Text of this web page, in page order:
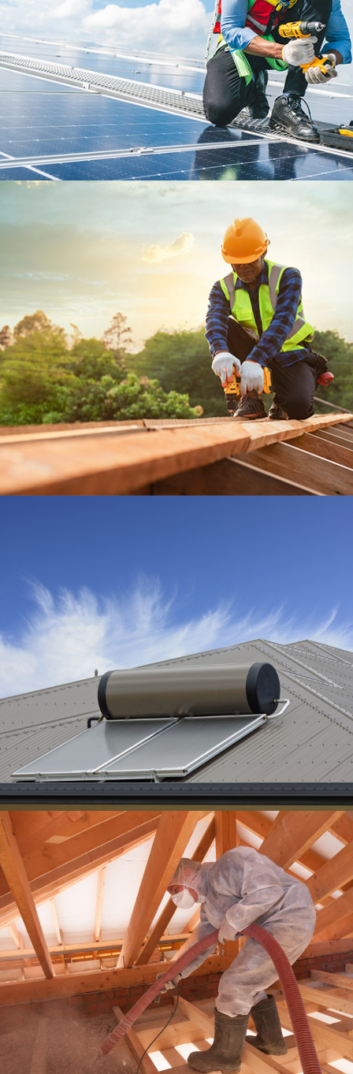
PHOTOVOLTAÏQUE
En
savoir
plus
TOITURE
savoir
plus
CHAUFFE-EAU
SOLAIRE
En
savoir
plus